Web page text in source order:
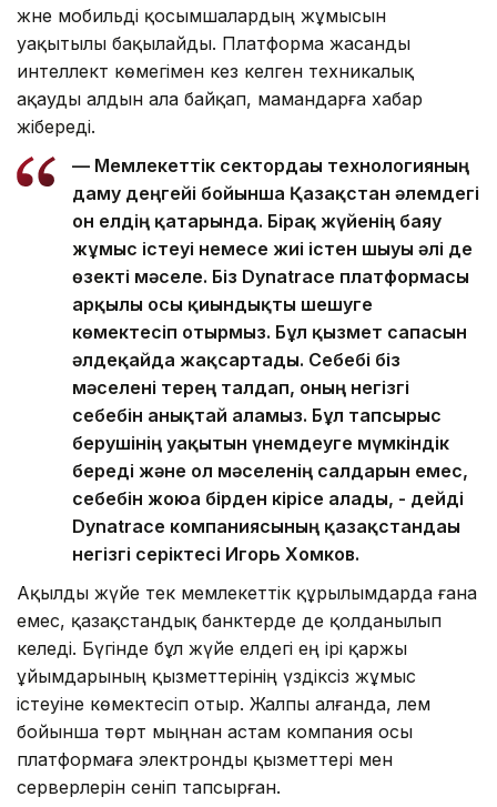
және мобильді қосымшалардың жұмысын
уақытылы бақылайды. Платформа жасанды
интеллект көмегімен кез келген техникалық
ақауды алдын ала байқап, мамандарға хабар
жібереді.
— Мемлекеттік сектордағы технологияның
даму деңгейі бойынша Қазақстан әлемдегі
он елдің қатарында. Бірақ жүйенің баяу
жұмыс істеуі немесе жиі істен шығуы әлі де
өзекті мәселе. Біз Dynatrace платформасы
арқылы осы қиындықты шешуге
көмектесіп отырмыз. Бұл қызмет сапасын
әлдеқайда жақсартады. Себебі біз
мәселені терең талдап, оның негізгі
себебін анықтай аламыз. Бұл тапсырыс
берушінің уақытын үнемдеуге мүмкіндік
береді және ол мәселенің салдарын емес,
себебін жоюға бірден кірісе алады, - дейді
Dynatrace компаниясының қазақстандағы
негізгі серіктесі Игорь Хомков.
Ақылды жүйе тек мемлекеттік құрылымдарда ғана
емес, қазақстандық банктерде де қолданылып
келеді. Бүгінде бұл жүйе елдегі ең ірі қаржы
ұйымдарының қызметтерінің үздіксіз жұмыс
істеуіне көмектесіп отыр. Жалпы алғанда, әлем
бойынша төрт мыңнан астам компания осы
платформаға электронды қызметтері мен
серверлерін сеніп тапсырған.